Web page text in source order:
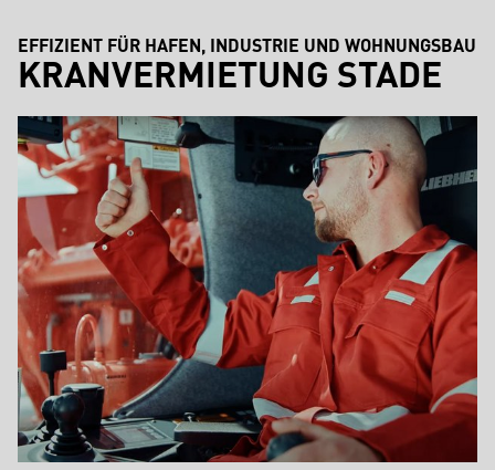
EFFIZIENT FÜR HAFEN, INDUSTRIE UND WOHNUNGSBAU
KRANVERMIETUNG STADE